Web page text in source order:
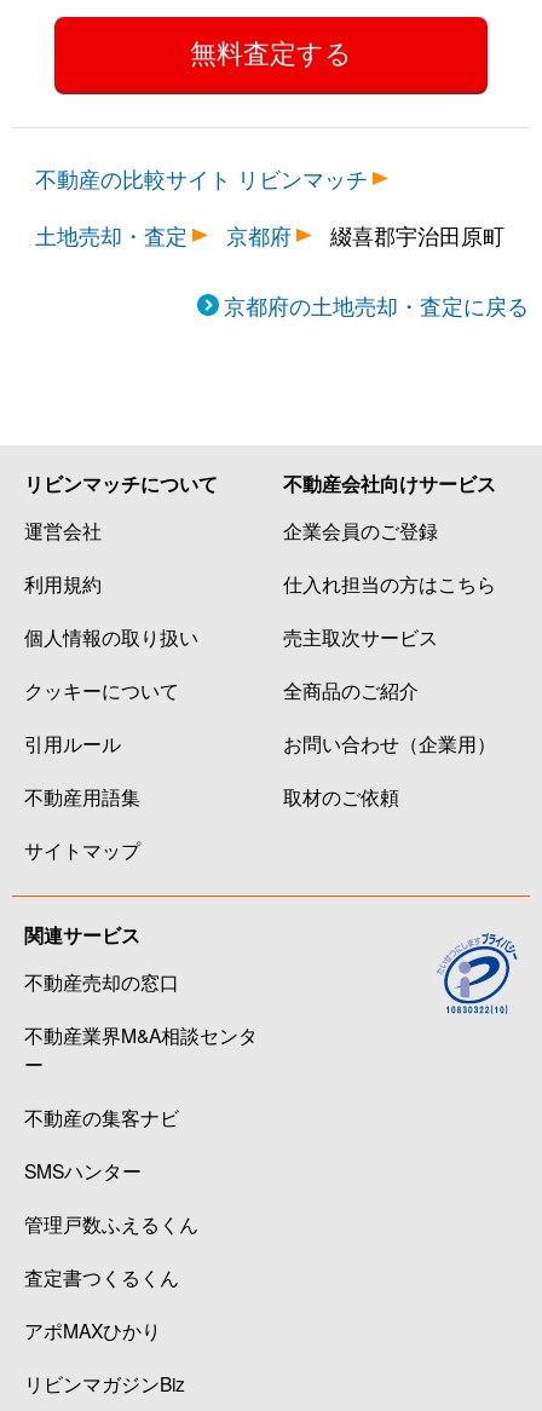
不動産の比較サイト リビンマッチ
土地売却・査定
京都府 綴喜郡宇治田原町
京都府の土地売却・査定に戻る
リビンマッチについて
運営会社
利用規約
個人情報の取り扱い
クッキーについて
引用ルール
不動産用語集
サイトマップ
不動産会社向けサービス
企業会員のご登録
仕入れ担当の方はこちら
売主取次サービス
全商品のご紹介
お問い合わせ（企業用）
取材のご依頼
関連サービス
不動産売却の窓口
不動産業界M&A相談センタ
ー
不動産の集客ナビ
SMSハンター
管理戸数ふえるくん
査定書つくるくん
アポMAXひかり
リビンマガジンBiz